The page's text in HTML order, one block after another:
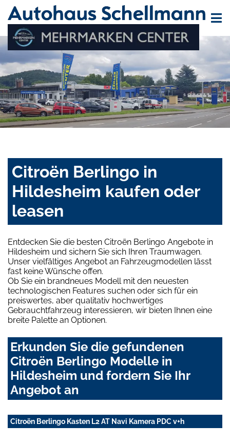
Citroën Berlingo in
Hildesheim kaufen oder
leasen
Entdecken Sie die besten Citroën Berlingo Angebote in
Hildesheim und sichern Sie sich Ihren Traumwagen.
Unser vielfältiges Angebot an Fahrzeugmodellen lässt
fast keine Wünsche offen.
Ob Sie ein brandneues Modell mit den neuesten
technologischen Features suchen oder sich für ein
preiswertes, aber qualitativ hochwertiges
Gebrauchtfahrzeug interessieren, wir bieten Ihnen eine
breite Palette an Optionen.
Erkunden Sie die gefundenen
Citroën Berlingo Modelle in
Hildesheim und fordern Sie Ihr
Angebot an
Citroën Berlingo Kasten L2 AT Navi Kamera PDC v+h